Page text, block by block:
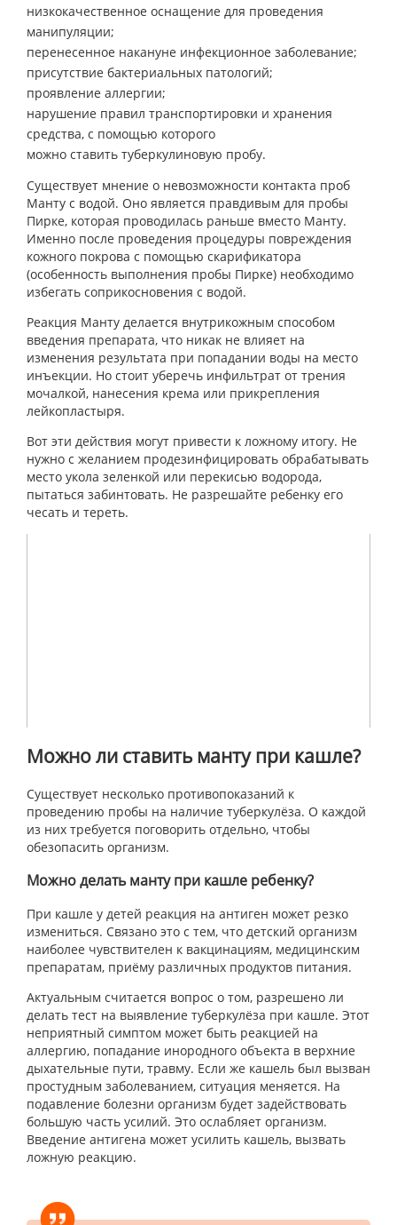
низкокачественное оснащение для проведения
манипуляции;
перенесенное накануне инфекционное заболевание;
присутствие бактериальных патологий;
проявление аллергии;
нарушение правил транспортировки и хранения
средства, с помощью которого
можно ставить туберкулиновую пробу.
Существует мнение о невозможности контакта проб
Манту с водой. Оно является правдивым для пробы
Пирке, которая проводилась раньше вместо Манту.
Именно после проведения процедуры повреждения
кожного покрова с помощью скарификатора
(особенность выполнения пробы Пирке) необходимо
избегать соприкосновения с водой.
Реакция Манту делается внутрикожным способом
введения препарата, что никак не влияет на
изменения результата при попадании воды на место
инъекции. Но стоит уберечь инфильтрат от трения
мочалкой, нанесения крема или прикрепления
лейкопластыря.
Вот эти действия могут привести к ложному итогу. Не
нужно с желанием продезинфицировать обрабатывать
место укола зеленкой или перекисью водорода,
пытаться забинтовать. Не разрешайте ребенку его
чесать и тереть.
Можно ли ставить манту при кашле?
Существует несколько противопоказаний к
проведению пробы на наличие туберкулёза. О каждой
из них требуется поговорить отдельно, чтобы
обезопасить организм.
Можно делать манту при кашле ребенку?
При кашле у детей реакция на антиген может резко
измениться. Связано это с тем, что детский организм
наиболее чувствителен к вакцинациям, медицинским
препаратам, приёму различных продуктов питания.
Актуальным считается вопрос о том, разрешено ли
делать тест на выявление туберкулёза при кашле. Этот
неприятный симптом может быть реакцией на
аллергию, попадание инородного объекта в верхние
дыхательные пути, травму. Если же кашель был вызван
простудным заболеванием, ситуация меняется. На
подавление болезни организм будет задействовать
большую часть усилий. Это ослабляет организм.
Введение антигена может усилить кашель, вызвать
ложную реакцию.